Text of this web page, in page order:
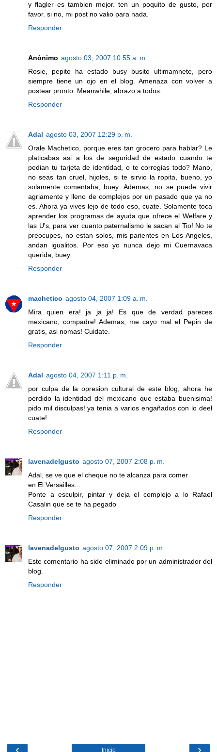
y flagler es tambien mejor. ten un poquito de gusto, por
favor. si no, mi post no valio para nada.
Responder
Anónimo agosto 03, 2007 10:55 a. m.
Rosie, pepito ha estado busy busito ultimamnete, pero
siempre tiene un ojo en el blog. Amenaza con volver a
postear pronto. Meanwhile, abrazo a todos.
Responder
Adal agosto 03, 2007 12:29 p. m.
Orale Machetico, porque eres tan grocero para hablar? Le
platicabas asi a los de seguridad de estado cuando te
pedian tu tarjeta de identidad, o te corregias todo? Mano,
no seas tan cruel, hijoles, si te sirvio la ropita, bueno, yo
solamente comentaba, buey. Ademas, no se puede vivir
agriamente y lleno de complejos por un pasado que ya no
es. Ahora ya vives lejo de todo eso, cuate. Solamente toca
aprender los programas de ayuda que ofrece el Welfare y
las U's, para ver cuanto paternalismo le sacan al Tio! No te
preocupes, no estan solos, mis parientes en Los Angeles,
andan igualitos. Por eso yo nunca dejo mi Cuernavaca
querida, buey.
Responder
machetico agosto 04, 2007 1:09 a. m.
Mira quien era! ja ja ja! Es que de verdad pareces
mexicano, compadre! Ademas, me cayo mal el Pepin de
gratis, asi nomas! Cuidate.
Responder
Adal agosto 04, 2007 1:11 p. m.
por culpa de la opresion cultural de este blog, ahora he
perdido la identidad del mexicano que estaba buenisima!
pido mil disculpas! ya tenia a varios engañados con lo deel
cuate!
Responder
lavenadelgusto agosto 07, 2007 2:08 p. m.
Adal, se ve que el cheque no te alcanza para comer
en El Versailles...
Ponte a esculpir, pintar y deja el complejo a lo Rafael
Casalin que se te ha pegado
Responder
lavenadelgusto agosto 07, 2007 2:09 p. m.
Este comentario ha sido eliminado por un administrador del
blog.
Responder
‹ ›
Inicio